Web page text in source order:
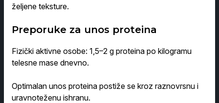
željene teksture.
Preporuke za unos proteina
Fizički aktivne osobe: 1,5–2 g proteina po kilogramu
telesne mase dnevno.
Optimalan unos proteina postiže se kroz raznovrsnu i
uravnoteženu ishranu.